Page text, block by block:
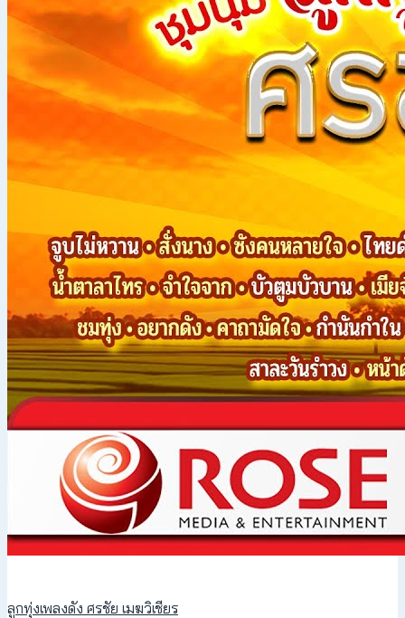
ลูกทุ่งเพลงดัง ศรชัย เมฆวิเชียร